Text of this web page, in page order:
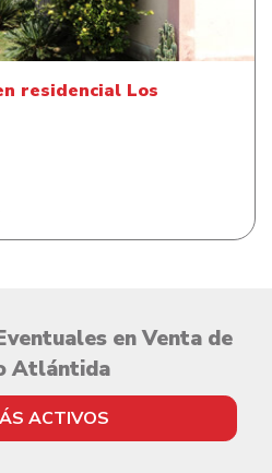
residencial Los
en Venta de
Atlántida
ACTIVOS